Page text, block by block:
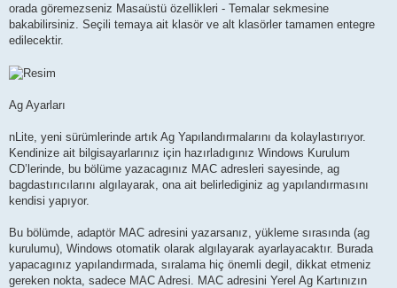
orada göremezseniz Masaüstü özellikleri - Temalar sekmesine
bakabilirsiniz. Seçili temaya ait klasör ve alt klasörler tamamen entegre
edilecektir.
Ag Ayarları
nLite, yeni sürümlerinde artık Ag Yapılandırmalarını da kolaylastırıyor.
Kendinize ait bilgisayarlarınız için hazırladıgınız Windows Kurulum
CD’lerinde, bu bölüme yazacagınız MAC adresleri sayesinde, ag
bagdastırıcılarını algılayarak, ona ait belirlediginiz ag yapılandırmasını
kendisi yapıyor.
Bu bölümde, adaptör MAC adresini yazarsanız, yükleme sırasında (ag
kurulumu), Windows otomatik olarak algılayarak ayarlayacaktır. Burada
yapacagınız yapılandırmada, sıralama hiç önemli degil, dikkat etmeniz
gereken nokta, sadece MAC Adresi. MAC adresini Yerel Ag Kartınızın